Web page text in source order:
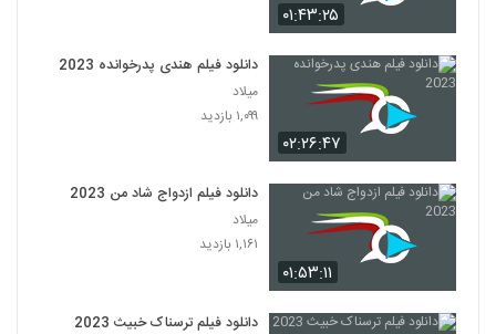
۰۱:۴۳:۲۵
۰۲:۲۶:۴۷
دانلود فیلم هندی پدرخوانده 2023
میلاد
۱,۰۹۹ بازدید
۰۱:۵۳:۱۱
دانلود فیلم ازدواج شاد من 2023
میلاد
۱,۱۶۱ بازدید
دانلود فیلم ترسناک خبیث 2023